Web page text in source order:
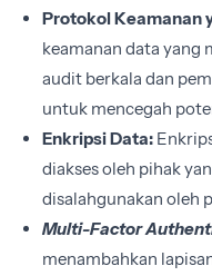
Protokol Keamanan
keamanan data yang
audit berkala dan
untuk mencegah
Enkripsi Data:
diakses oleh pihak
disalahgunakan oleh
Multi-Factor
menambahkan